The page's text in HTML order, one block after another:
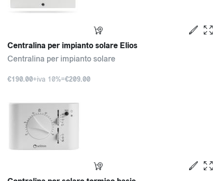
Centralina per impianto solare Elios
Centralina per impianto solare
€190.00+iva 10%=€209.00